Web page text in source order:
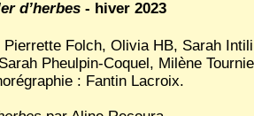
d’herbes - hiver 2023
Folch, Olivia HB, Sarah
Pheulpin-Coquel, Milène
: Fantin Lacroix.